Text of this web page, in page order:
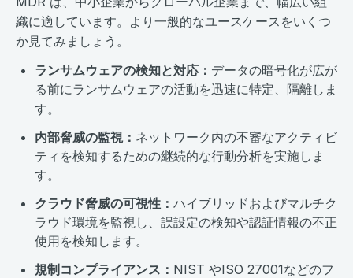
織に適しています。より一般的なユースケースをいくつ
か見てみましょう。
ランサムウェアの検知と対応： データの暗号化が広が
る前にランサムウェアの活動を迅速に特定、隔離しま
す。
内部脅威の監視： ネットワーク内の不審なアクティビ
ティを検知するための継続的な行動分析を実施しま
す。
クラウド脅威の可視性： ハイブリッドおよびマルチク
ラウド環境を監視し、誤設定の検知や認証情報の不正
使用を検知します。
規制コンプライアンス： NIST やISO 27001などのフ